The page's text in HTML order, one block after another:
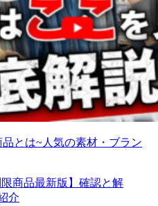
品とは~人気の素材・ブラン